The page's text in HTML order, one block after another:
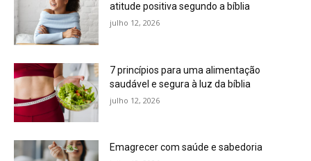
atitude positiva segundo a bíblia
julho 12, 2026
7 princípios para uma alimentação
saudável e segura à luz da bíblia
julho 12, 2026
Emagrecer com saúde e sabedoria